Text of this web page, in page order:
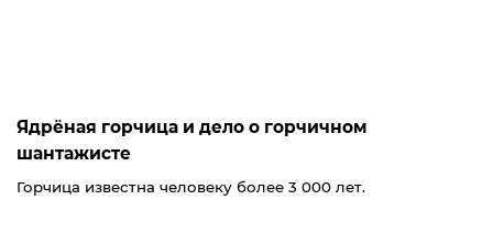
Ядрёная горчица и дело о горчичном
шантажисте
Горчица известна человеку более 3 000 лет.